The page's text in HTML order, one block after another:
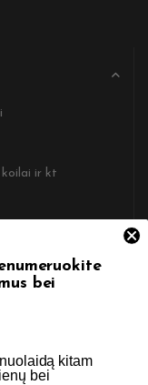
koilai ir kt
Nuostatos
bei
kitam
bei